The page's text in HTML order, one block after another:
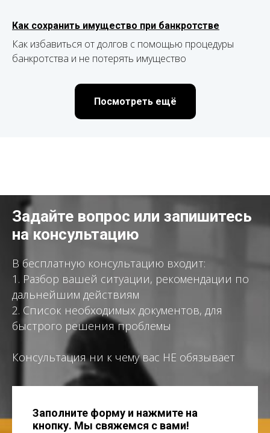
Как сохранить имущество при банкротстве
Как избавиться от долгов с помощью процедуры
банкротства и не потерять имущество
Посмотреть ещё
Задайте вопрос или запишитесь
на консультацию
В бесплатную консультацию входит:
1. Разбор вашей ситуации, рекомендации по
дальнейшим действиям
2. Список необходимых документов, для
быстрого решения проблемы
Консультация ни к чему вас НЕ обязывает
Заполните форму и нажмите на
кнопку. Мы свяжемся с вами!